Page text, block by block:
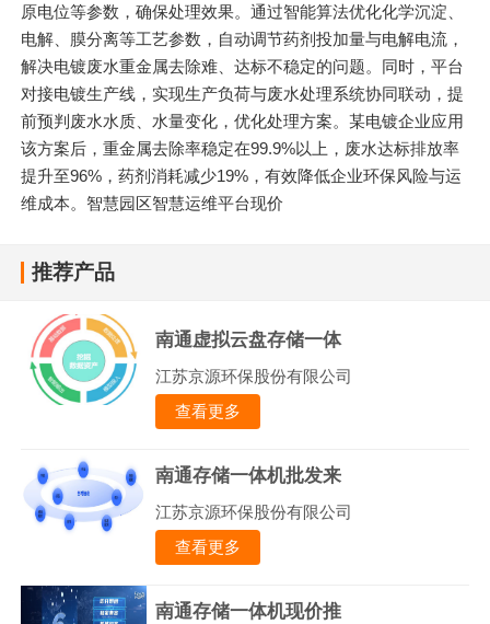
原电位等参数，确保处理效果。通过智能算法优化化学沉淀、
电解、膜分离等工艺参数，自动调节药剂投加量与电解电流，
解决电镀废水重金属去除难、达标不稳定的问题。同时，平台
对接电镀生产线，实现生产负荷与废水处理系统协同联动，提
前预判废水水质、水量变化，优化处理方案。某电镀企业应用
该方案后，重金属去除率稳定在99.9%以上，废水达标排放率
提升至96%，药剂消耗减少19%，有效降低企业环保风险与运
维成本。智慧园区智慧运维平台现价
推荐产品
南通虚拟云盘存储一体
江苏京源环保股份有限公司
查看更多
南通存储一体机批发来
江苏京源环保股份有限公司
查看更多
南通存储一体机现价推